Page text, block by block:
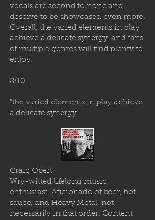
vocals are second to none and
deserve to be showcased even more.
Overall, the varied elements in play
achieve a delicate synergy, and fans
of multiple genres will find plenty to
enjoy.
8/10
"the varied elements in play achieve
a delicate synergy"
Craig Obert
Wry-witted lifelong music
enthusiast. Aficionado of beer, hot
sauce, and Heavy Metal, not
necessarily in that order. Content